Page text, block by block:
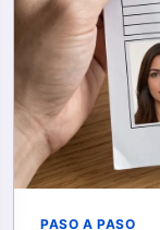
PASO A PASO